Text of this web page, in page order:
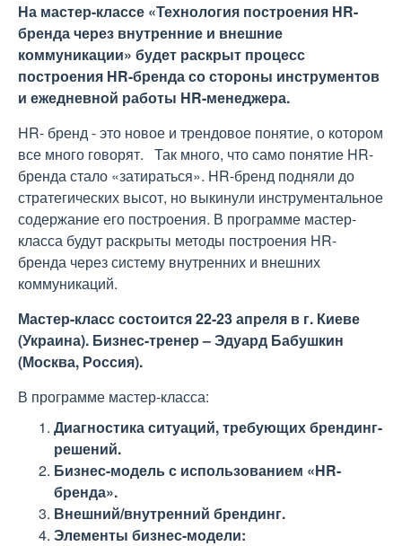
На мастер-классе «Технология построения HR-
бренда через внутренние и внешние
коммуникации» будет раскрыт процесс
построения HR-бренда со стороны инструментов
и ежедневной работы HR-менеджера.
HR- бренд - это новое и трендовое понятие, о котором
все много говорят. Так много, что само понятие HR-
бренда стало «затираться». HR-бренд подняли до
стратегических высот, но выкинули инструментальное
содержание его построения. В программе мастер-
класса будут раскрыты методы построения HR-
бренда через систему внутренних и внешних
коммуникаций.
Мастер-класс состоится 22-23 апреля в г. Киеве
(Украина). Бизнес-тренер – Эдуард Бабушкин
(Москва, Россия).
В программе мастер-класса:
Диагностика ситуаций, требующих брендинг-
решений.
Бизнес-модель с использованием «HR-
бренда».
Внешний/внутренний брендинг.
Элементы бизнес-модели: